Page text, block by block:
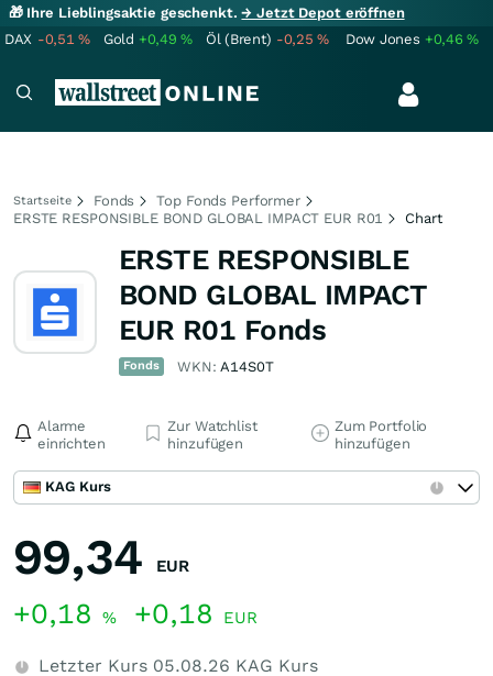
🎁 Ihre Lieblingsaktie geschenkt.→ Jetzt Depot eröffnen
DAX -0,51% Gold +0,49% Öl (Brent) -0,25% Dow Jones +0,46%
Startseite Fonds
Top Fonds Performer
ERSTE RESPONSIBLE BOND GLOBAL IMPACT EUR R01
Chart
ERSTE RESPONSIBLE
BOND GLOBAL IMPACT
EUR R01 Fonds
Fonds WKN:A14S0T
Alarme
einrichten
Zur Watchlist
hinzufügen
Zum Portfolio
hinzufügen
KAG Kurs
99,34 EUR
+0,18 % +0,18 EUR
Letzter Kurs 05.08.26 KAG Kurs